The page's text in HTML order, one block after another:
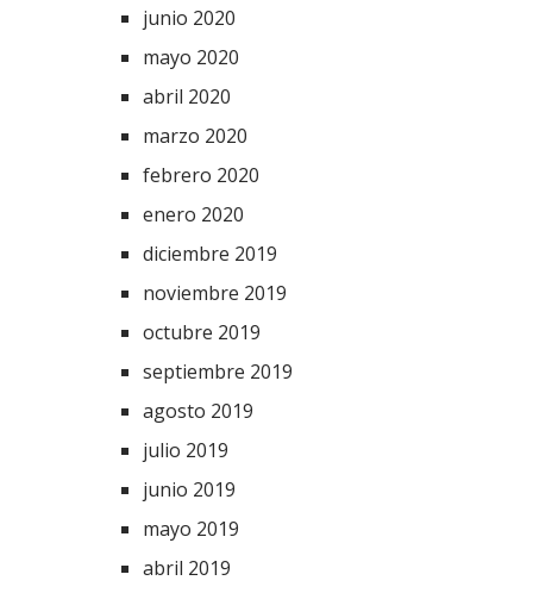
junio 2020
mayo 2020
abril 2020
marzo 2020
febrero 2020
enero 2020
diciembre 2019
noviembre 2019
octubre 2019
septiembre 2019
agosto 2019
julio 2019
junio 2019
mayo 2019
abril 2019